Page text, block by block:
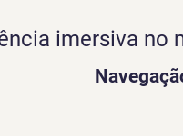
imersiva no